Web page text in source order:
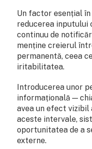
Un factor esențial
reducerea inputului
continuu de
menține creierul
permanentă, ceea
iritabilitatea.
Introducerea unor
informațională —
avea un efect vizibil
aceste intervale,
oportunitatea de a
externe.